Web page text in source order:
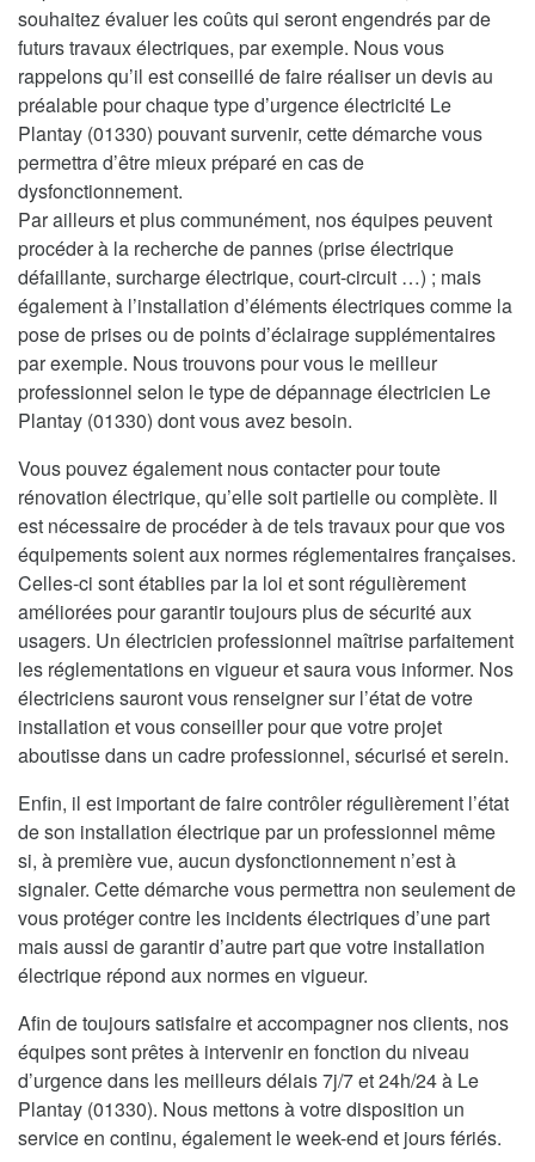
souhaitez évaluer les coûts qui seront engendrés par de
futurs travaux électriques, par exemple. Nous vous
rappelons qu’il est conseillé de faire réaliser un devis au
préalable pour chaque type d’urgence électricité Le
Plantay (01330) pouvant survenir, cette démarche vous
permettra d’être mieux préparé en cas de
dysfonctionnement.
Par ailleurs et plus communément, nos équipes peuvent
procéder à la recherche de pannes (prise électrique
défaillante, surcharge électrique, court-circuit …) ; mais
également à l’installation d’éléments électriques comme la
pose de prises ou de points d’éclairage supplémentaires
par exemple. Nous trouvons pour vous le meilleur
professionnel selon le type de dépannage électricien Le
Plantay (01330) dont vous avez besoin.
Vous pouvez également nous contacter pour toute
rénovation électrique, qu’elle soit partielle ou complète. Il
est nécessaire de procéder à de tels travaux pour que vos
équipements soient aux normes réglementaires françaises.
Celles-ci sont établies par la loi et sont régulièrement
améliorées pour garantir toujours plus de sécurité aux
usagers. Un électricien professionnel maîtrise parfaitement
les réglementations en vigueur et saura vous informer. Nos
électriciens sauront vous renseigner sur l’état de votre
installation et vous conseiller pour que votre projet
aboutisse dans un cadre professionnel, sécurisé et serein.
Enfin, il est important de faire contrôler régulièrement l’état
de son installation électrique par un professionnel même
si, à première vue, aucun dysfonctionnement n’est à
signaler. Cette démarche vous permettra non seulement de
vous protéger contre les incidents électriques d’une part
mais aussi de garantir d’autre part que votre installation
électrique répond aux normes en vigueur.
Afin de toujours satisfaire et accompagner nos clients, nos
équipes sont prêtes à intervenir en fonction du niveau
d’urgence dans les meilleurs délais 7j/7 et 24h/24 à Le
Plantay (01330). Nous mettons à votre disposition un
service en continu, également le week-end et jours fériés.